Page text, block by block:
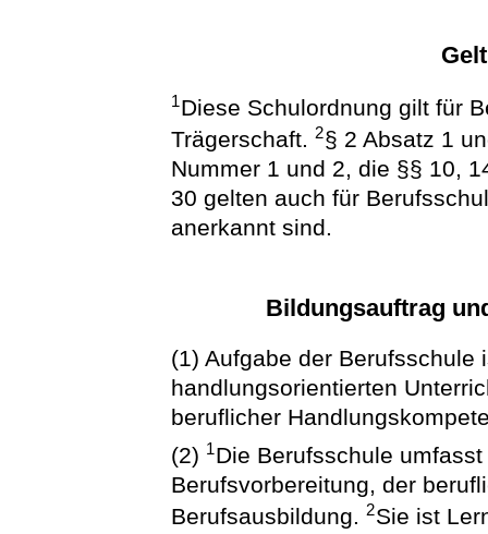
1Diese Schulordnung gilt für
Trägerschaft.2§ 2 Absatz 1
Nummer 1 und 2, die §§ 10,
30 gelten auch für
anerkannt sind.
Bildungsauftrag
(1) Aufgabe der Berufsschule
handlungsorientierten
beruflicher
(2) 1Die Berufsschule
Berufsvorbereitung, der
Berufsausbildung.2Sie ist